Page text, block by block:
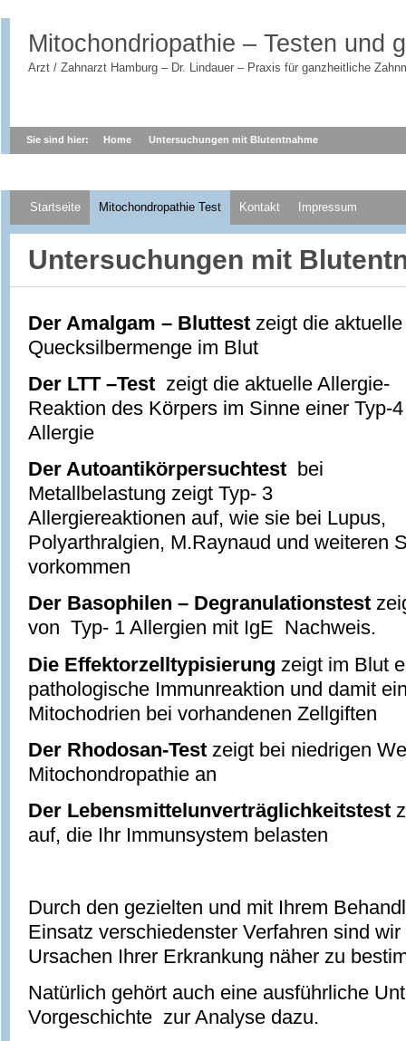
Mitochondriopathie – Testen und
Arzt / Zahnarzt Hamburg – Dr. Lindauer – Praxis für ganzheitliche
Sie sind hier: Home Untersuchungen mit Blutentnahme
Startseite Mitochondropathie Test Kontakt Impressum
Untersuchungen mit
Der Amalgam – Bluttest zeigt die aktuelle
Quecksilbermenge im Blut
Der LTT –Test zeigt die aktuelle Allergie-
Reaktion des Körpers im Sinne einer Typ-4
Allergie
Der Autoantikörpersuchtest bei
Metallbelastung zeigt Typ- 3
Allergiereaktionen auf, wie sie bei Lupus,
Polyarthralgien, M.Raynaud und weiteren
vorkommen
Der Basophilen – Degranulationstest
von Typ- 1 Allergien mit IgE Nachweis.
Die Effektorzelltypisierung zeigt im Blut
pathologische Immunreaktion und damit
Mitochodrien bei vorhandenen Zellgiften
Der Rhodosan-Test zeigt bei niedrigen
Mitochondropathie an
Der Lebensmittelunverträglichkeitstest
auf, die Ihr Immunsystem belasten
Durch den gezielten und mit Ihrem
Einsatz verschiedenster Verfahren sind
Ursachen Ihrer Erkrankung näher zu
Natürlich gehört auch eine ausführliche
Vorgeschichte zur Analyse dazu.